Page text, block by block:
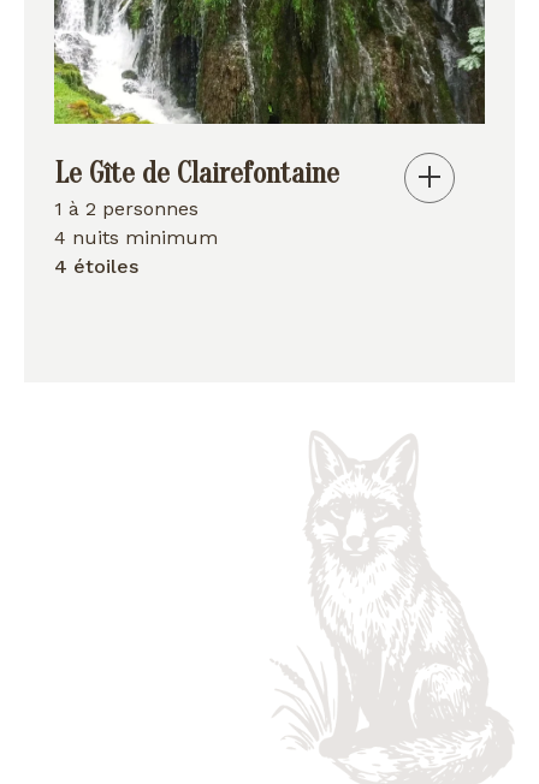
Le Gîte de Clairefontaine
1 à 2 personnes
4 nuits minimum
4 étoiles